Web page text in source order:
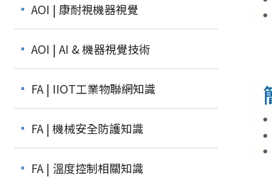
AOI | 康耐視機器視覺
AOI | AI & 機器視覺技術
FA | IIOT工業物聯網知識
FA | 機械安全防護知識
FA | 溫度控制相關知識